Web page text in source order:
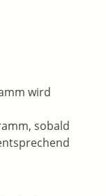
wird
sobald